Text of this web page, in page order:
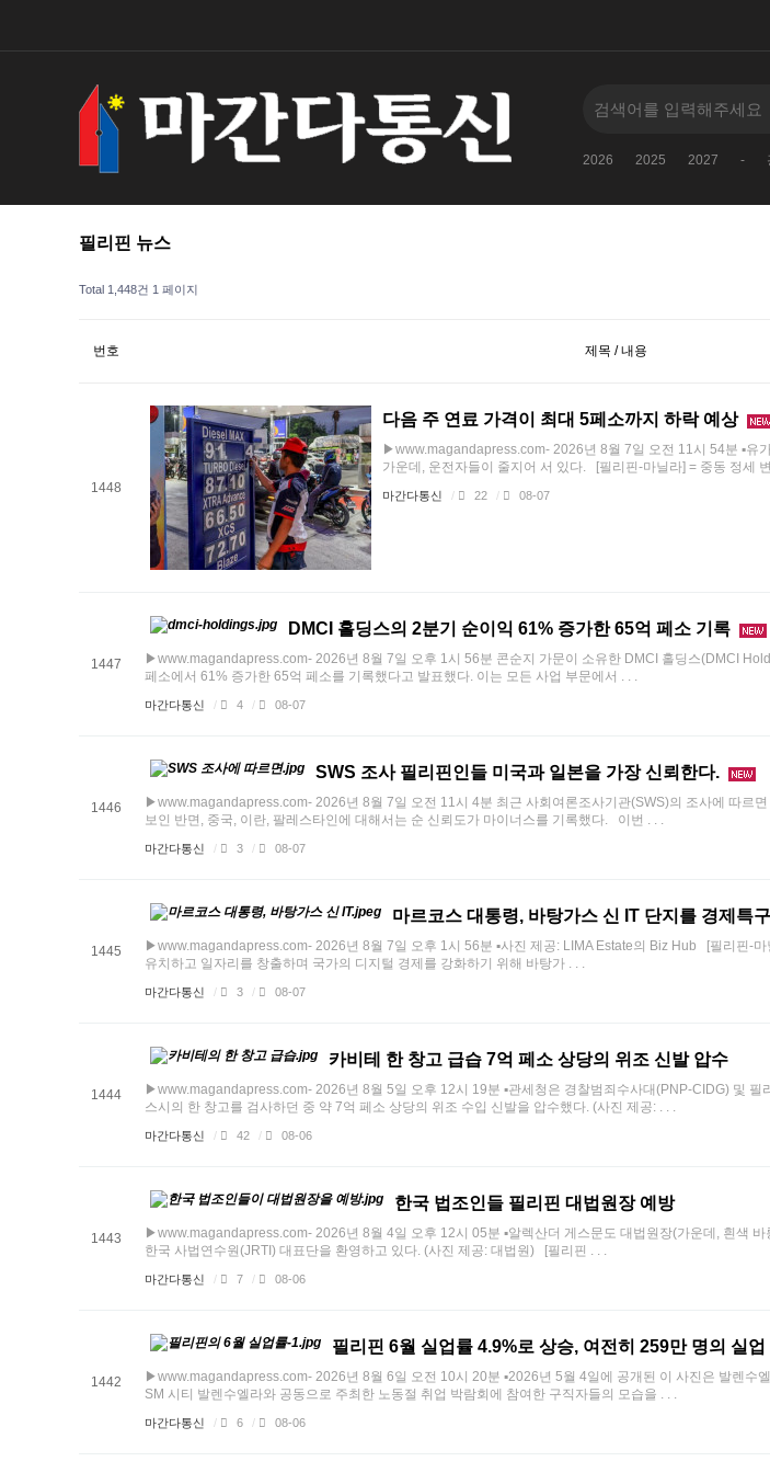
2026 2025 2027 -
필리핀 뉴스
Total 1,448건 1 페이지
번호 제목 / 내용
1448
다음 주 연료 가격이 최대 5페소까지 하락 예상
▶www.magandapress.com- 2026년 8월 7일 오전 11시 54분 ▪유
가운데, 운전자들이 줄지어 서 있다. [필리핀-마닐라] = 중동 정세
마간다통신 / 22 / 08-07
1447
DMCI 홀딩스의 2분기 순이익 61% 증가한 65억 페소 기록
▶www.magandapress.com- 2026년 8월 7일 오후 1시 56분 콘순지 가문이 소유한 DMCI 홀딩스(DMCI
페소에서 61% 증가한 65억 페소를 기록했다고 발표했다. 이는 모든 사업 부문에서 . . .
마간다통신 / 4 / 08-07
1446
SWS 조사 필리핀인들 미국과 일본을 가장 신뢰한다.
▶www.magandapress.com- 2026년 8월 7일 오전 11시 4분 최근 사회여론조사기관(SWS)의 조사에 따르
보인 반면, 중국, 이란, 팔레스타인에 대해서는 순 신뢰도가 마이너스를 기록했다. 이번 . . .
마간다통신 / 3 / 08-07
1445
마르코스 대통령, 바탕가스 신 IT 단지를 경제특
▶www.magandapress.com- 2026년 8월 7일 오후 1시 56분 ▪사진 제공: LIMA Estate의 Biz Hub [필리핀-
유치하고 일자리를 창출하며 국가의 디지털 경제를 강화하기 위해 바탕가 . . .
마간다통신 / 3 / 08-07
1444
카비테 한 창고 급습 7억 페소 상당의 위조 신발 압수
▶www.magandapress.com- 2026년 8월 5일 오후 12시 19분 ▪관세청은 경찰범죄수사대(PNP-CIDG) 및
스시의 한 창고를 검사하던 중 약 7억 페소 상당의 위조 수입 신발을 압수했다. (사진 제공: . . .
마간다통신 / 42 / 08-06
1443
한국 법조인들 필리핀 대법원장 예방
▶www.magandapress.com- 2026년 8월 4일 오후 12시 05분 ▪알렉산더 게스문도 대법원장(가운데, 흰색
한국 사법연수원(JRTI) 대표단을 환영하고 있다. (사진 제공: 대법원) [필리핀 . . .
마간다통신 / 7 / 08-06
1442
필리핀 6월 실업률 4.9%로 상승, 여전히 259만 명의 실업
▶www.magandapress.com- 2026년 8월 6일 오전 10시 20분 ▪2026년 5월 4일에 공개된 이 사진은 발렌수
SM 시티 발렌수엘라와 공동으로 주최한 노동절 취업 박람회에 참여한 구직자들의 모습을 . . .
마간다통신 / 6 / 08-06